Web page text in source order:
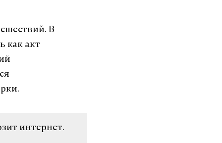
В
как акт
интернет.